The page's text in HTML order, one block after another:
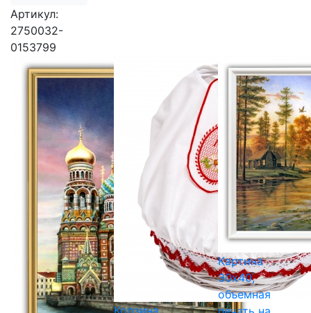
Артикул:
2750032-
0153799
Корзина
Картина
30х40,
объемная